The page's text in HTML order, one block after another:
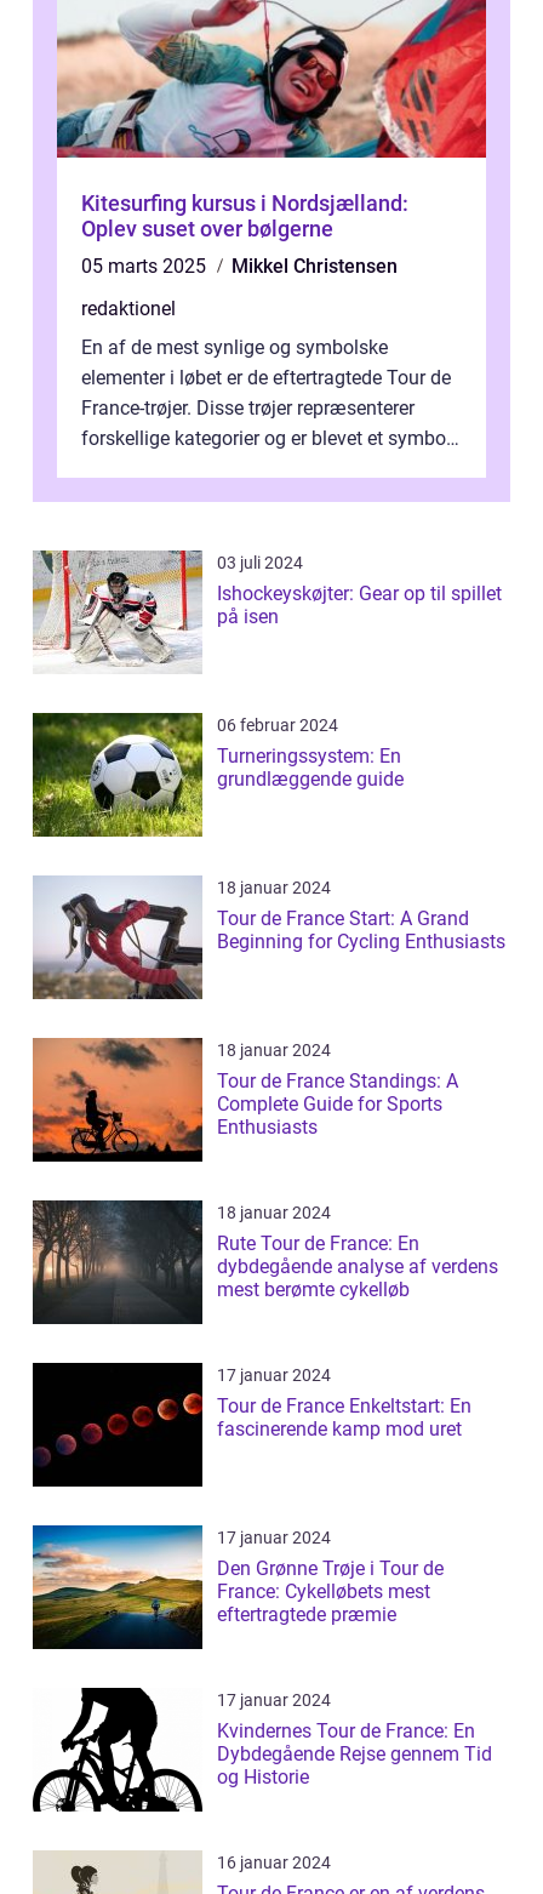
Kitesurfing kursus i Nordsjælland:
Oplev suset over bølgerne
05 marts 2025
Mikkel Christensen
redaktionel
En af de mest synlige og symbolske
elementer i løbet er de eftertragtede Tour de
France-trøjer. Disse trøjer repræsenterer
forskellige kategorier og er blevet et symbol
03 juli 2024
Ishockeyskøjter: Gear op til spillet
på isen
06 februar 2024
Turneringssystem: En
grundlæggende guide
18 januar 2024
Tour de France Start: A Grand
Beginning for Cycling Enthusiasts
18 januar 2024
Tour de France Standings: A
Complete Guide for Sports
Enthusiasts
18 januar 2024
Rute Tour de France: En
dybdegående analyse af verdens
mest berømte cykelløb
17 januar 2024
Tour de France Enkeltstart: En
fascinerende kamp mod uret
17 januar 2024
Den Grønne Trøje i Tour de
France: Cykelløbets mest
eftertragtede præmie
17 januar 2024
Kvindernes Tour de France: En
Dybdegående Rejse gennem Tid
og Historie
16 januar 2024